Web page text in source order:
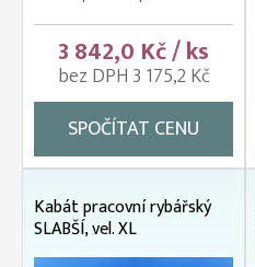
3 842,0 Kč / ks
bez DPH 3 175,2 Kč
SPOČÍTAT CENU
Kabát pracovní rybářský
SLABŠÍ, vel. XL